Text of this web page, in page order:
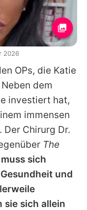
OPs, die Katie
dem
investiert hat,
immensen
Der Chirurg Dr.
The
muss sich
und
sie sich allein
2026